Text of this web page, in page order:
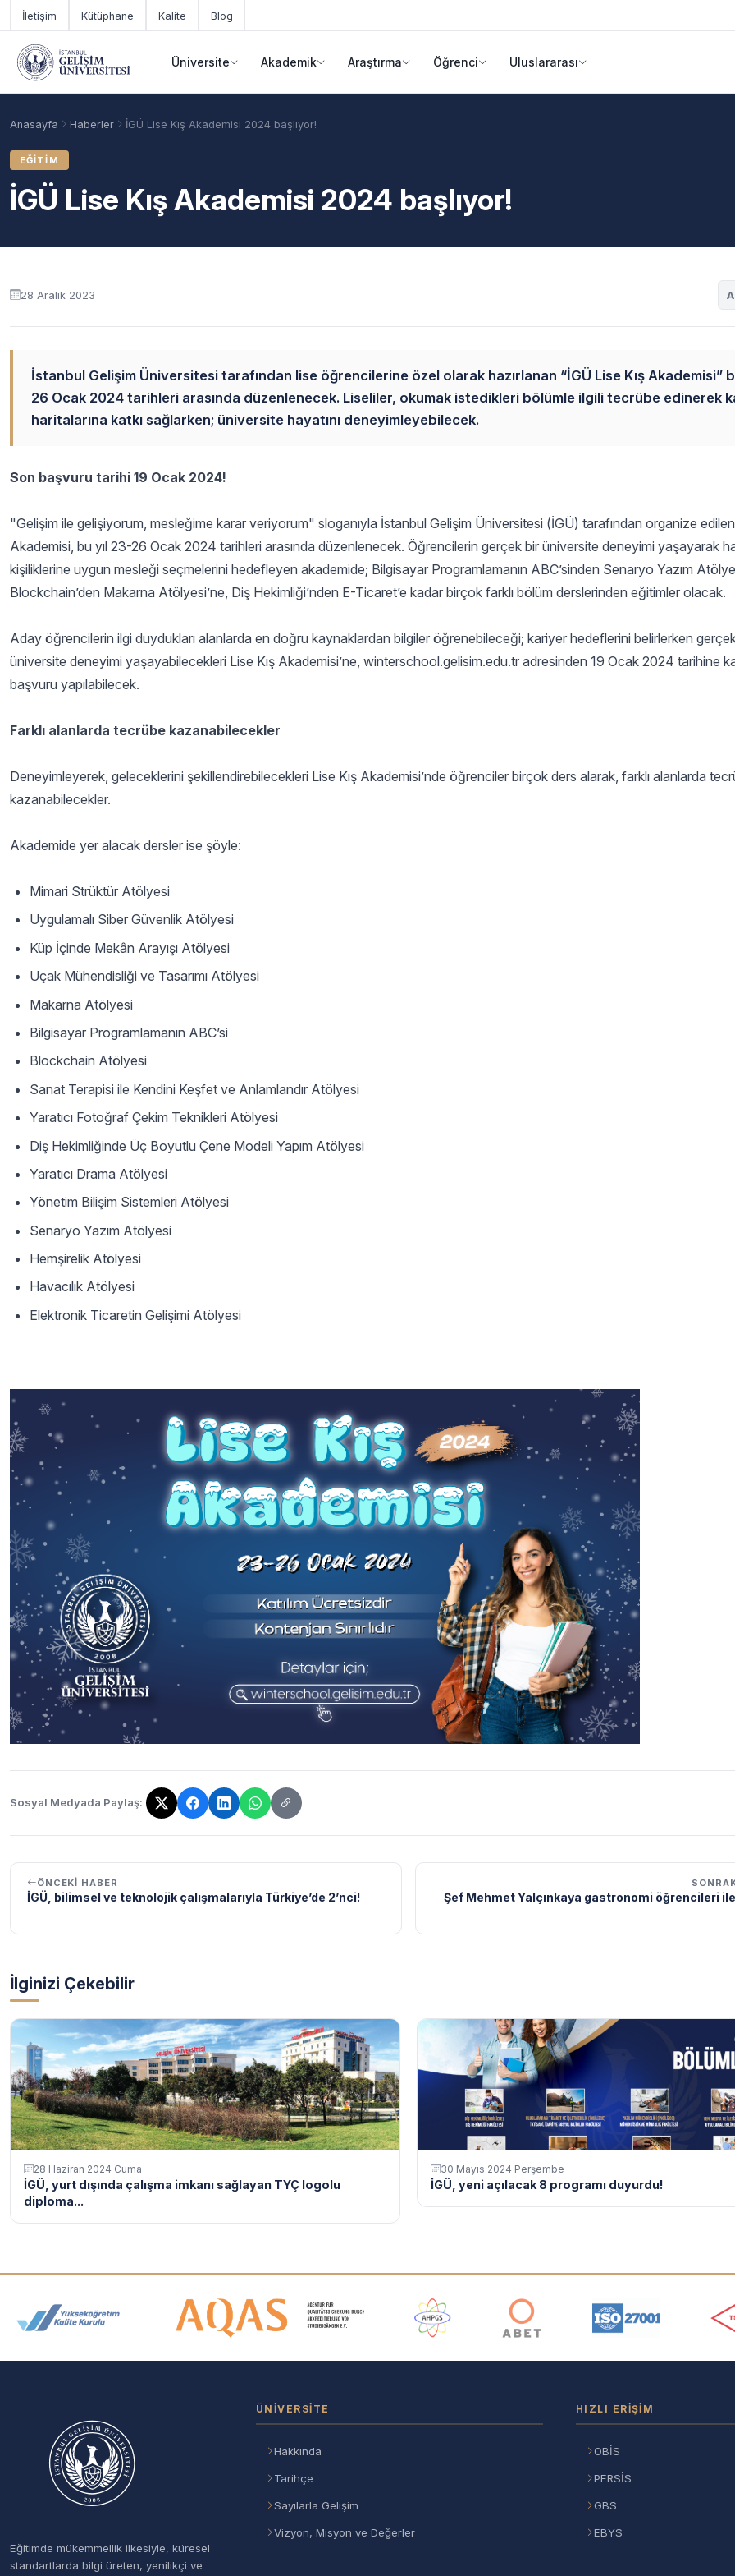
Ana içeriğe geç
İletişim Kütüphane Kalite Blog
Üniversite Akademik Araştırma Öğrenci Uluslararası
Anasayfa Haberler İGÜ Lise Kış Akademisi 2024 başlıyor!
EĞITIM
İGÜ Lise Kış Akademisi 2024 başlıyor!
28 Aralık 2023
İstanbul Gelişim Üniversitesi tarafından lise öğrencilerine özel olarak hazırlanan “İGÜ Lise Kış Akademisi”
26 Ocak 2024 tarihleri arasında düzenlenecek. Liseliler, okumak istedikleri bölümle ilgili tecrübe edinerek
haritalarına katkı sağlarken; üniversite hayatını deneyimleyebilecek.
Son başvuru tarihi 19 Ocak 2024!
"Gelişim ile gelişiyorum, mesleğime karar veriyorum" sloganıyla İstanbul Gelişim Üniversitesi (İGÜ) tarafından organize edilen
Akademisi, bu yıl 23-26 Ocak 2024 tarihleri arasında düzenlenecek. Öğrencilerin gerçek bir üniversite deneyimi yaşayarak
kişiliklerine uygun mesleği seçmelerini hedefleyen akademide; Bilgisayar Programlamanın ABC’sinden Senaryo Yazım
Blockchain’den Makarna Atölyesi’ne, Diş Hekimliği’nden E-Ticaret’e kadar birçok farklı bölüm derslerinden eğitimler olacak.
Aday öğrencilerin ilgi duydukları alanlarda en doğru kaynaklardan bilgiler öğrenebileceği; kariyer hedeflerini belirlerken
üniversite deneyimi yaşayabilecekleri Lise Kış Akademisi’ne, winterschool.gelisim.edu.tr adresinden 19 Ocak 2024 tarihine
başvuru yapılabilecek.
Farklı alanlarda tecrübe kazanabilecekler
Deneyimleyerek, geleceklerini şekillendirebilecekleri Lise Kış Akademisi’nde öğrenciler birçok ders alarak, farklı alanlarda
kazanabilecekler.
Akademide yer alacak dersler ise şöyle:
Mimari Strüktür Atölyesi
Uygulamalı Siber Güvenlik Atölyesi
Küp İçinde Mekân Arayışı Atölyesi
Uçak Mühendisliği ve Tasarımı Atölyesi
Makarna Atölyesi
Bilgisayar Programlamanın ABC’si
Blockchain Atölyesi
Sanat Terapisi ile Kendini Keşfet ve Anlamlandır Atölyesi
Yaratıcı Fotoğraf Çekim Teknikleri Atölyesi
Diş Hekimliğinde Üç Boyutlu Çene Modeli Yapım Atölyesi
Yaratıcı Drama Atölyesi
Yönetim Bilişim Sistemleri Atölyesi
Senaryo Yazım Atölyesi
Hemşirelik Atölyesi
Havacılık Atölyesi
Elektronik Ticaretin Gelişimi Atölyesi
Sosyal Medyada Paylaş:
Bağlantı kopyalandı!
ÖNCEKI HABER
İGÜ, bilimsel ve teknolojik çalışmalarıyla Türkiye’de 2’nci! Şef Mehmet Yalçınkaya gastronomi öğrencileri
İlginizi Çekebilir
28 Haziran 2024 Cuma
İGÜ, yurt dışında çalışma imkanı sağlayan TYÇ logolu
diploma...
30 Mayıs 2024 Perşembe
İGÜ, yeni açılacak 8 programı duyurdu!
Akreditasyon ve Üyelik Logoları
Eğitimde mükemmellik ilkesiyle, küresel
standartlarda bilgi üreten, yenilikçi ve
ÜNIVERSITE
Hakkında
Tarihçe
Sayılarla Gelişim
Vizyon, Misyon ve Değerler
HIZLI ERIŞIM
OBİS
PERSİS
GBS
EBYS